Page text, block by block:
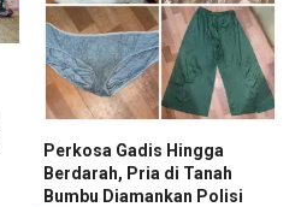
Perkosa Gadis Hingga
Berdarah, Pria di Tanah
Bumbu Diamankan Polisi